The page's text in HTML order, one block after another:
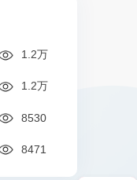
1.2万
1.2万
8530
8471